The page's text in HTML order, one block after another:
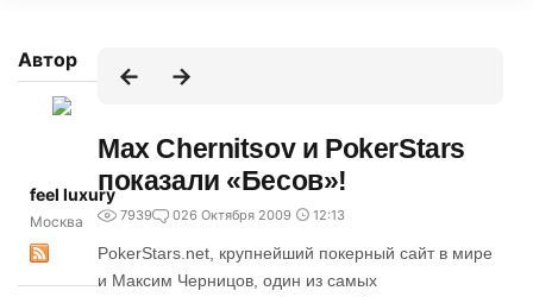
Автор
feel luxury
Москва
Max Chernitsov и PokerStars
показали «Бесов»!
7939 026 Октября 2009 12:13
PokerStars.net, крупнейший покерный сайт в мире
и Максим Черницов, один из самых